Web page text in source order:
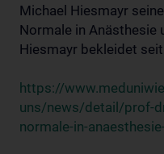
Michael Hiesmayr
Normale in Anästhesie
Hiesmayr bekleidet
https://
uns/news/detail/prof-
normale-in-